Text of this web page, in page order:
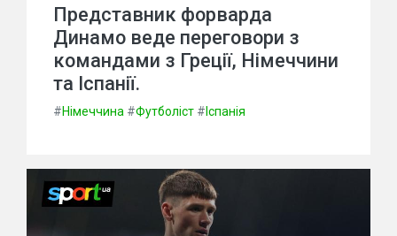
Представник форварда
Динамо веде переговори з
командами з Греції, Німеччини
та Іспанії.
#Німеччина #Футболіст # Іспанія